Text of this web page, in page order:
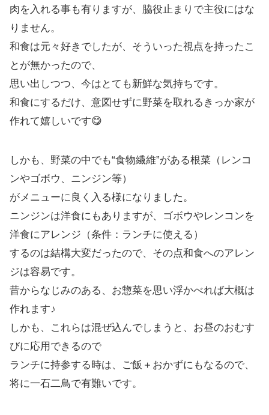
肉を入れる事も有りますが、脇役止まりで主役にはな
りません。
和食は元々好きでしたが、そういった視点を持ったこ
とが無かったので、
思い出しつつ、今はとても新鮮な気持ちです。
和食にするだけ、意図せずに野菜を取れるきっか家が
作れて嬉しいです😋
しかも、野菜の中でも“食物繊維”がある根菜（レンコ
ンやゴボウ、ニンジン等）
がメニューに良く入る様になりました。
ニンジンは洋食にもありますが、ゴボウやレンコンを
洋食にアレンジ（条件：ランチに使える）
するのは結構大変だったので、その点和食へのアレン
ジは容易です。
昔からなじみのある、お惣菜を思い浮かべれば大概は
作れます♪
しかも、これらは混ぜ込んでしまうと、お昼のおむす
びに応用できるので
ランチに持参する時は、ご飯＋おかずにもなるので、
将に一石二鳥で有難いです。